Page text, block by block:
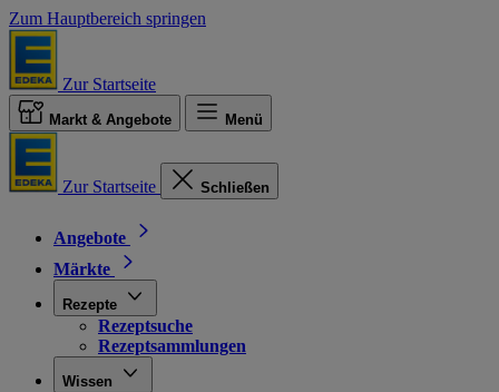
Zum Hauptbereich springen
Zur Startseite
Markt & Angebote Menü
Zur Startseite Schließen
Angebote
Märkte
Rezepte
Rezeptsuche
Rezeptsammlungen
Wissen